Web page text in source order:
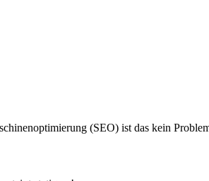
(SEO) ist das kein